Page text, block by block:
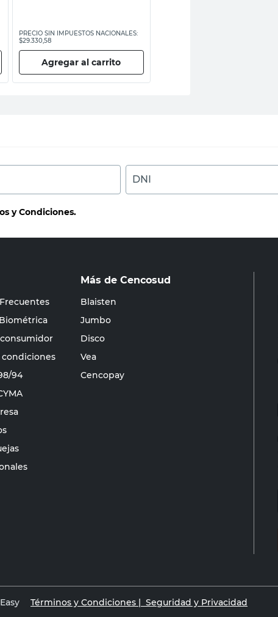
PRECIO SIN IMPUESTOS NACIONALES:
$29.330,58
Agregar al carrito
DNI
y Condiciones.
condiciones
94
Más de Cencosud
Blaisten
Jumbo
Disco
Vea
Cencopay
Términos y Condiciones | Seguridad y Privacidad